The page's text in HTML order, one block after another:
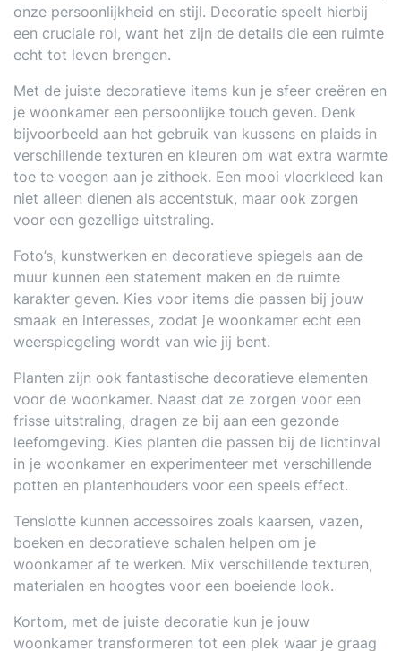
onze persoonlijkheid en stijl. Decoratie speelt hierbij
een cruciale rol, want het zijn de details die een ruimte
echt tot leven brengen.
Met de juiste decoratieve items kun je sfeer creëren en
je woonkamer een persoonlijke touch geven. Denk
bijvoorbeeld aan het gebruik van kussens en plaids in
verschillende texturen en kleuren om wat extra warmte
toe te voegen aan je zithoek. Een mooi vloerkleed kan
niet alleen dienen als accentstuk, maar ook zorgen
voor een gezellige uitstraling.
Foto’s, kunstwerken en decoratieve spiegels aan de
muur kunnen een statement maken en de ruimte
karakter geven. Kies voor items die passen bij jouw
smaak en interesses, zodat je woonkamer echt een
weerspiegeling wordt van wie jij bent.
Planten zijn ook fantastische decoratieve elementen
voor de woonkamer. Naast dat ze zorgen voor een
frisse uitstraling, dragen ze bij aan een gezonde
leefomgeving. Kies planten die passen bij de lichtinval
in je woonkamer en experimenteer met verschillende
potten en plantenhouders voor een speels effect.
Tenslotte kunnen accessoires zoals kaarsen, vazen,
boeken en decoratieve schalen helpen om je
woonkamer af te werken. Mix verschillende texturen,
materialen en hoogtes voor een boeiende look.
Kortom, met de juiste decoratie kun je jouw
woonkamer transformeren tot een plek waar je graag